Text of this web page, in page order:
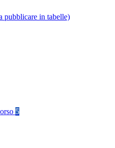
pubblicare in tabelle)
5